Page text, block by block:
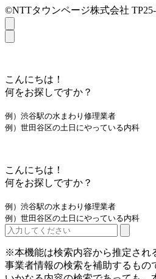
©NTTタウンページ株式会社 TP25-
こんにちは！
何をお探しですか？
例）渋谷駅の水まわり修理業者
例）世田谷区の土日にやっている内科
こんにちは！
何をお探しですか？
例）渋谷駅の水まわり修理業者
例）世田谷区の土日にやっている内科
※本機能は検索内容から推定され
事業者情報の検索を補助するもの